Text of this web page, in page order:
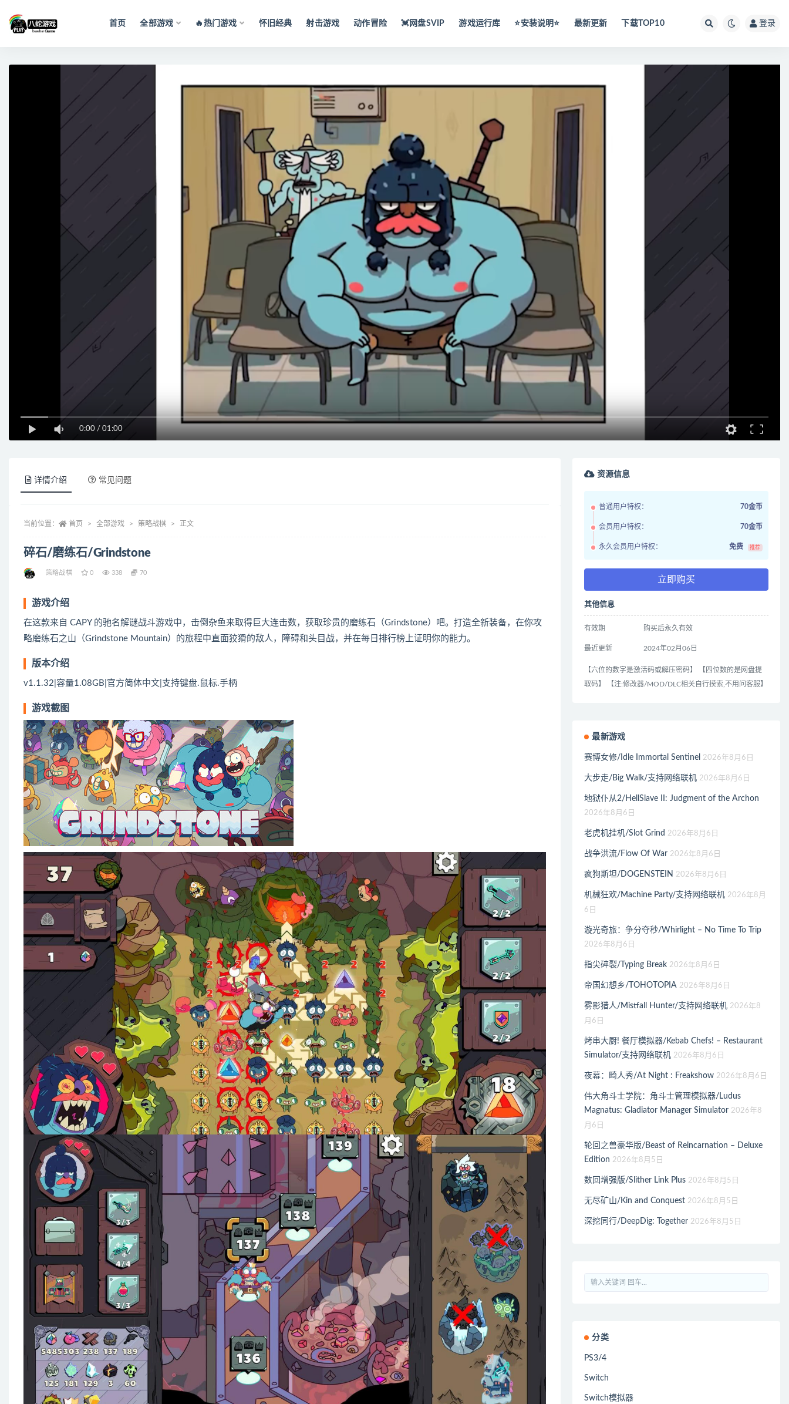
首页 全部游戏 🔥热门游戏 怀旧经典 射击游戏 动作冒险 💓网盘SVIP 游戏运行库 ⭐️安装说明⭐️ 最新更新 下载TOP10 登录
0:00 / 01:00
详情介绍 常见问题
当前位置： 首页 全部游戏 策略战棋 正文
碎石/磨练石/Grindstone
策略战棋 0 338 70
游戏介绍
在这款来自 CAPY 的驰名解谜战斗游戏中，击倒杂鱼来取得巨大连击数，获取珍贵的磨练石（Grindstone）吧。打造全新装备，在你攻
略磨练石之山（Grindstone Mountain）的旅程中直面狡猾的敌人，障碍和头目战，并在每日排行榜上证明你的能力。
版本介绍
v1.1.32|容量1.08GB|官方简体中文|支持键盘.鼠标.手柄
游戏截图
资源信息
普通用户特权： 70金币
会员用户特权： 70金币
永久会员用户特权： 免费 推荐
立即购买
其他信息
有效期 购买后永久有效
最近更新 2024年02月06日
【六位的数字是激活码或解压密码】 【四位数的是网盘提
取码】 【注:修改器/MOD/DLC相关自行摸索,不用问客服】
最新游戏
赛博女修/Idle Immortal Sentinel 2026年8月6日
大步走/Big Walk/支持网络联机 2026年8月6日
地狱仆从2/HellSlave II: Judgment of the Archon
2026年8月6日
老虎机挂机/Slot Grind 2026年8月6日
战争洪流/Flow Of War 2026年8月6日
疯狗斯坦/DOGENSTEIN 2026年8月6日
机械狂欢/Machine Party/支持网络联机 2026年8月
6日
漩光奇旅：争分夺秒/Whirlight – No Time To Trip
2026年8月6日
指尖碎裂/Typing Break 2026年8月6日
帝国幻想乡/TOHOTOPIA 2026年8月6日
雾影猎人/Mistfall Hunter/支持网络联机 2026年8
月6日
烤串大厨! 餐厅模拟器/Kebab Chefs! – Restaurant
Simulator/支持网络联机 2026年8月6日
夜幕：畸人秀/At Night : Freakshow 2026年8月6日
伟大角斗士学院：角斗士管理模拟器/Ludus
Magnatus: Gladiator Manager Simulator 2026年8
月6日
轮回之兽豪华版/Beast of Reincarnation – Deluxe
Edition 2026年8月5日
数回增强版/Slither Link Plus 2026年8月5日
无尽矿山/Kin and Conquest 2026年8月5日
深挖同行/DeepDig: Together 2026年8月5日
分类
PS3/4
Switch
Switch模拟器